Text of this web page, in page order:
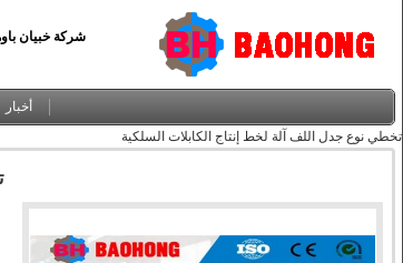
شركة خبيان
أخبار
تخطي نوع جدل اللف آلة لخط إنتاج الكابلات السلكية